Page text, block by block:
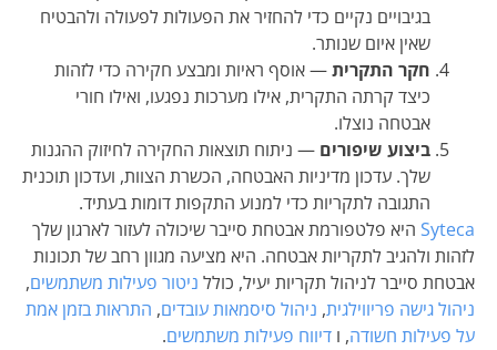
בגיבויים נקיים כדי להחזיר את הפעולות לפעולה ולהבטיח
שאין איום שנותר.
חקר התקרית— אוסף ראיות ומבצע חקירה כדי לזהות
כיצד קרתה התקרית, אילו מערכות נפגעו, ואילו חורי
אבטחה נוצלו.
ביצוע שיפורים — ניתוח תוצאות החקירה לחיזוק ההגנות
שלך. עדכון מדיניות האבטחה, הכשרת הצוות, ועדכון תוכנית
התגובה לתקריות כדי למנוע התקפות דומות בעתיד.
Syteca היא פלטפורמת אבטחת סייבר שיכולה לעזור לארגון שלך
לזהות ולהגיב לתקריות אבטחה. היא מציעה מגוון רחב של תכונות
אבטחת סייבר לניהול תקריות יעיל, כולל ניטור פעילות משתמשים,
ניהול גישה פריווילגית, ניהול סיסמאות עובדים, התראות בזמן אמת
על פעילות חשודה, ו דיווח פעילות משתמשים.